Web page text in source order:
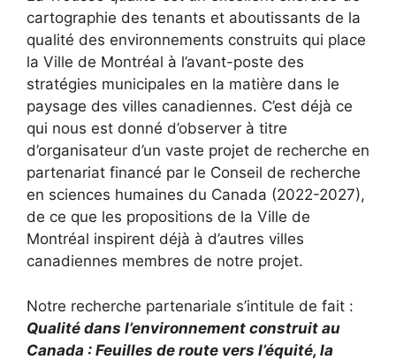
cartographie des tenants et aboutissants de la
qualité des environnements construits qui place
la Ville de Montréal à l’avant-poste des
stratégies municipales en la matière dans le
paysage des villes canadiennes. C’est déjà ce
qui nous est donné d’observer à titre
d’organisateur d’un vaste projet de recherche en
partenariat financé par le Conseil de recherche
en sciences humaines du Canada (2022-2027),
de ce que les propositions de la Ville de
Montréal inspirent déjà à d’autres villes
canadiennes membres de notre projet.
Notre recherche partenariale s’intitule de fait :
Qualité dans l’environnement construit au
Canada : Feuilles de route vers l’équité, la